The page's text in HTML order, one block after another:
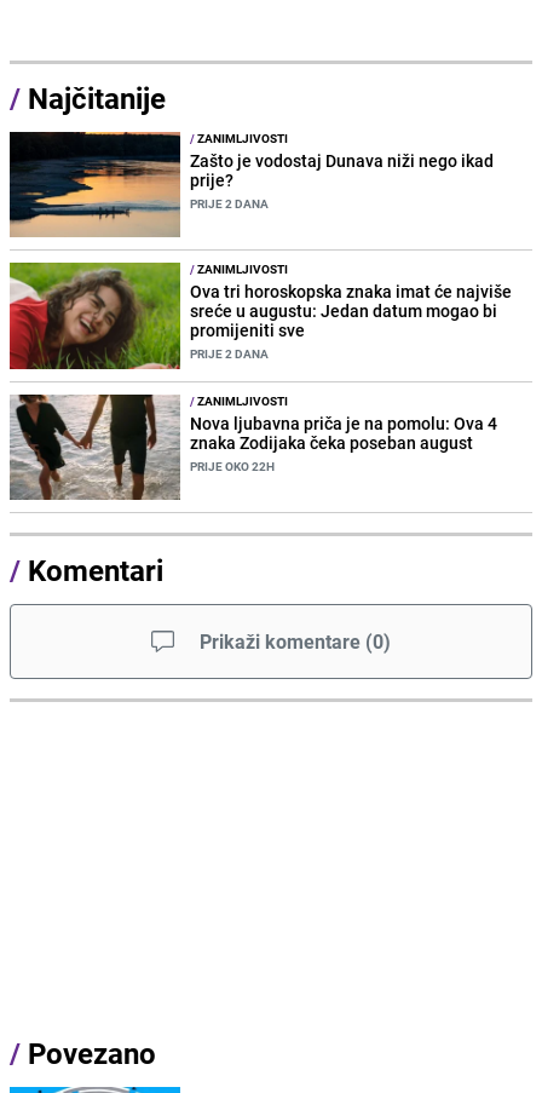
/ Najčitanije
/ZANIMLJIVOSTI
Zašto je vodostaj Dunava niži nego ikad
prije?
PRIJE 2 DANA
/ZANIMLJIVOSTI
Ova tri horoskopska znaka imat će najviše
sreće u augustu: Jedan datum mogao bi
promijeniti sve
PRIJE 2 DANA
/ZANIMLJIVOSTI
Nova ljubavna priča je na pomolu: Ova 4
znaka Zodijaka čeka poseban august
PRIJE OKO 22H
/ Komentari
Prikaži komentare (0)
/ Povezano